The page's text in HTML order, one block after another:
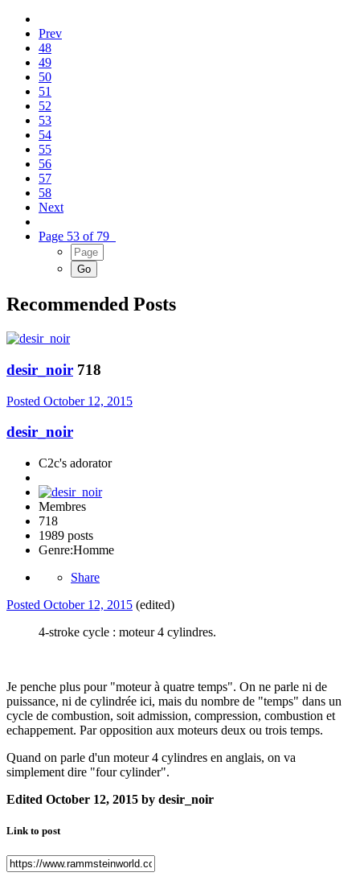
Prev
48
49
50
51
52
53
54
55
56
57
58
Next
Page 53 of 79
Recommended Posts
desir_noir 718
Posted October 12, 2015
desir_noir
C2c's adorator
Membres
718
1989 posts
Genre:Homme
Share
Posted October 12, 2015 (edited)
4-stroke cycle : moteur 4 cylindres.
Je penche plus pour "moteur à quatre temps". On ne parle ni de
puissance, ni de cylindrée ici, mais du nombre de "temps" dans un
cycle de combustion, soit admission, compression, combustion et
echappement. Par opposition aux moteurs deux ou trois temps.
Quand on parle d'un moteur 4 cylindres en anglais, on va
simplement dire "four cylinder".
Edited October 12, 2015 by desir_noir
Link to post